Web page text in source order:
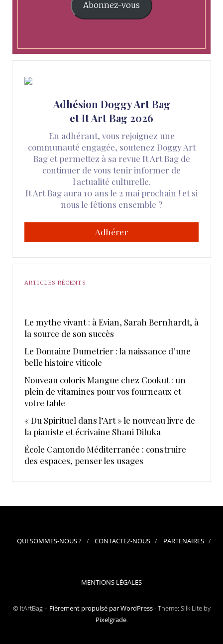
Abonnez-vous
Adhésion Doggy Art Bag
et It Art Bag 2026
En adhérant, vous rejoignez une
communauté engagée, soutenez Doggy Art
Bag et permettez à sa revue It Art Bag de
continuer de vous tenir informer de
l'actualité culturelle.
It Art Bag aura 10 ans le 2 mai prochain ! et si
nous le fêtions ensemble ?
Adhérer
ARTICLES RÉCENTS
Le mythe vivant : à Evian, Sarah Bernhardt, à
la source de son succès
Le Domaine Dumetrier : la naissance d’une
belle histoire viticole
Nouveau coloris Mangue chez Cookut : un
plein de vitamines pour vos fourneaux et
votre table
« Du Spirituel dans l’Art » le nouveau livre de
la pianiste et écrivaine Shani Diluka
École Camondo Méditerranée : construire
des espaces, penser les usages
QUI SOMMES-NOUS ? CONTACTEZ-NOUS PARTENAIRES
MENTIONS LÉGALES
© ItArtBag – Fièrement propulsé par WordPress-Theme: Silk Lite by
Pixelgrade.